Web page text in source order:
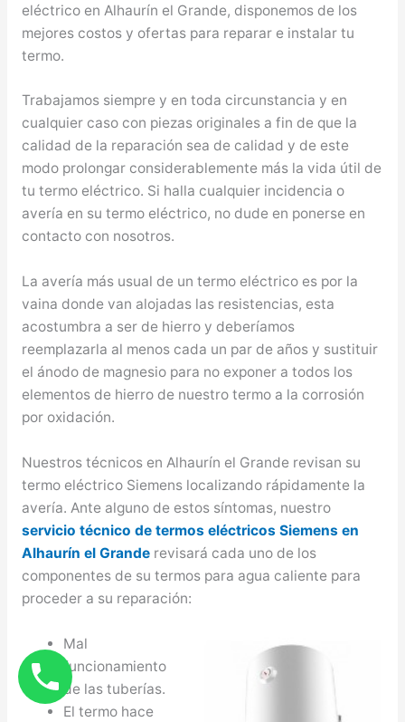
eléctrico en Alhaurín el Grande, disponemos de los
mejores costos y ofertas para reparar e instalar tu
termo.
Trabajamos siempre y en toda circunstancia y en
cualquier caso con piezas originales a fin de que la
calidad de la reparación sea de calidad y de este
modo prolongar considerablemente más la vida útil de
tu termo eléctrico. Si halla cualquier incidencia o
avería en su termo eléctrico, no dude en ponerse en
contacto con nosotros.
La avería más usual de un termo eléctrico es por la
vaina donde van alojadas las resistencias, esta
acostumbra a ser de hierro y deberíamos
reemplazarla al menos cada un par de años y sustituir
el ánodo de magnesio para no exponer a todos los
elementos de hierro de nuestro termo a la corrosión
por oxidación.
Nuestros técnicos en Alhaurín el Grande revisan su
termo eléctrico Siemens localizando rápidamente la
avería. Ante alguno de estos síntomas, nuestro
servicio técnico de termos eléctricos Siemens en
Alhaurín el Granderevisará cada uno de los
componentes de su termos para agua caliente para
proceder a su reparación:
Mal
funcionamiento
de las tuberías.
El termo hace